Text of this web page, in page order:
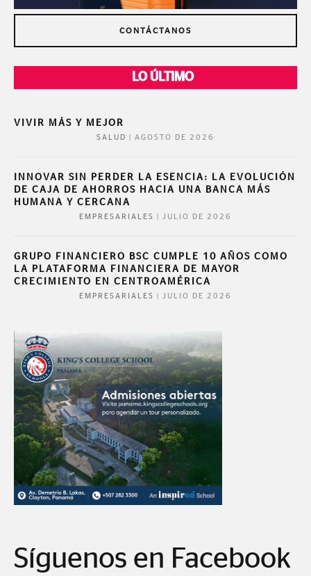
CONTÁCTANOS
LO ÚLTIMO
VIVIR MÁS Y MEJOR
SALUD AGOSTO DE 2026
INNOVAR SIN PERDER LA ESENCIA: LA EVOLUCIÓN
DE CAJA DE AHORROS HACIA UNA BANCA MÁS
HUMANA Y CERCANA
EMPRESARIALES JULIO DE 2026
GRUPO FINANCIERO BSC CUMPLE 10 AÑOS COMO
LA PLATAFORMA FINANCIERA DE MAYOR
CRECIMIENTO EN CENTROAMÉRICA
EMPRESARIALES JULIO DE 2026
Síguenos en Facebook